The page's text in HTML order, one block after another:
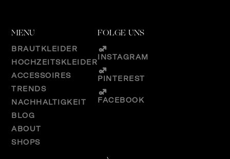
MENU
BRAUTKLEIDER
HOCHZEITSKLEIDER
ACCESSOIRES
TRENDS
NACHHALTIGKEIT
BLOG
ABOUT
SHOPS
FOLGE UNS
INSTAGRAM
PINTEREST
FACEBOOK